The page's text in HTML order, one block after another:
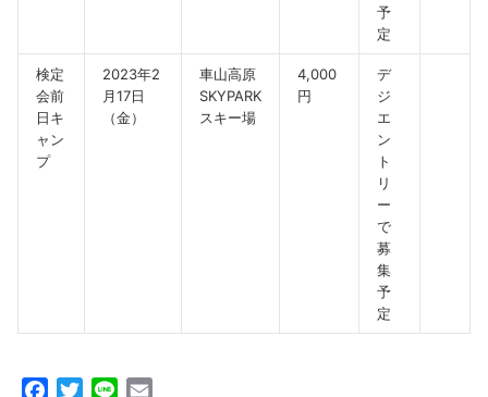
予
定
検定
会前
日キ
ャン
プ
2023年2
月17日
（金）
車山高原
SKYPARK
スキー場
4,000
円
デ
ジ
エ
ン
ト
リ
ー
で
募
集
予
定